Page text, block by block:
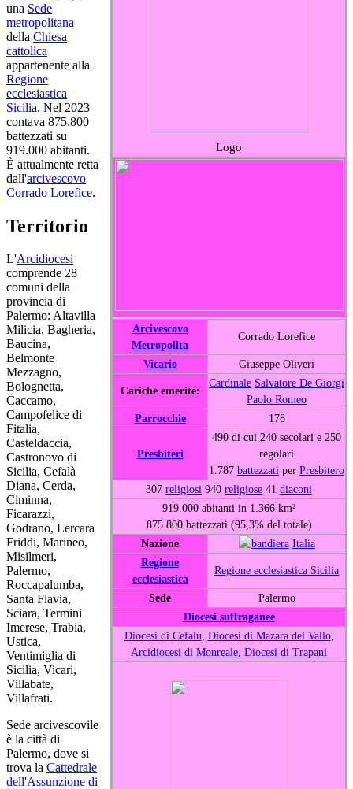
Logo
Arcivescovo
Metropolita
Corrado Lorefice
Vicario Giuseppe Oliveri
Cariche emerite:
Cardinale Salvatore De Giorgi
Paolo Romeo
Parrocchie
178
Presbiteri
490 di cui 240 secolari e 250
regolari
1.787 battezzati per Presbitero
307 religiosi 940 religiose 41 diaconi
919.000 abitanti in 1.366 km²
875.800 battezzati (95,3% del totale)
Nazione
Italia
Regione
ecclesiastica
Regione ecclesiastica Sicilia
Sede
Palermo
Diocesi suffraganee
Diocesi di Cefalù Diocesi di Mazara del Vallo,
Arcidiocesi di Monreale Diocesi di Trapani
una Sede
metropolitana
della Chiesa
cattolica
appartenente alla
Regione
ecclesiastica
Sicilia. Nel 2023
contava 875.800
battezzati su
919.000 abitanti.
È attualmente retta
dall'arcivescovo
Corrado Lorefice.
Territorio
L'Arcidiocesi
comprende 28
comuni della
provincia di
Palermo: Altavilla
Milicia, Bagheria,
Baucina,
Belmonte
Mezzagno,
Bolognetta,
Caccamo,
Campofelice di
Fitalia,
Casteldaccia,
Castronovo di
Sicilia, Cefalà
Diana, Cerda,
Ciminna,
Ficarazzi,
Godrano, Lercara
Friddi, Marineo,
Misilmeri,
Palermo,
Roccapalumba,
Santa Flavia,
Sciara, Termini
Imerese, Trabia,
Ustica,
Ventimiglia di
Sicilia, Vicari,
Villabate,
Villafrati.
Sede arcivescovile
è la città di
Palermo, dove si
trova la Cattedrale
dell'Assunzione di